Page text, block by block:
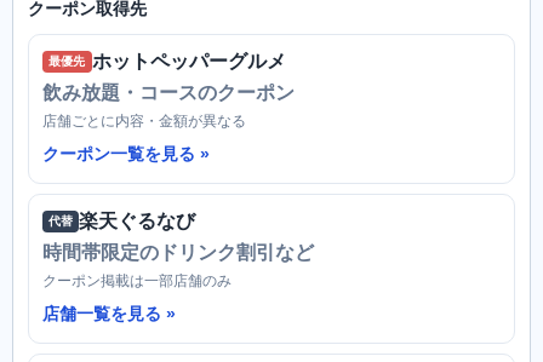
クーポン取得先
最優先 ホットペッパーグルメ
飲み放題・コースのクーポン
店舗ごとに内容・金額が異なる
クーポン一覧を見る
代替 楽天ぐるなび
時間帯限定のドリンク割引など
クーポン掲載は一部店舗のみ
店舗一覧を見る